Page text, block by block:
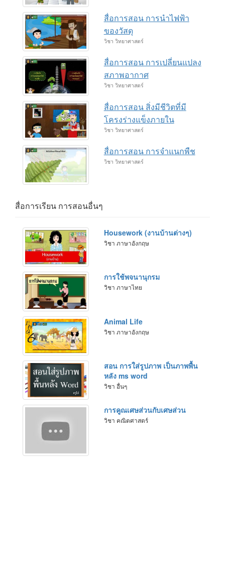
สื่อการสอน การนำไฟฟ้า
ของวัสดุ
วิชา วิทยาศาสตร์
สื่อการสอน การเปลี่ยนแปลง
สภาพอากาศ
วิชา วิทยาศาสตร์
สื่อการสอน สิ่งมีชีวิตที่มี
โครงร่างแข็งภายใน
วิชา วิทยาศาสตร์
สื่อการสอน การจำแนกพืช
วิชา วิทยาศาสตร์
สื่อการเรียน การสอนอื่นๆ
Housework (งานบ้านต่างๆ)
วิชา ภาษาอังกฤษ
การใช้พจนานุกรม
วิชา ภาษาไทย
Animal Life
วิชา ภาษาอังกฤษ
สอน การใส่รูปภาพ เป็นภาพพื้น
หลัง ms word
วิชา อื่นๆ
การคูณเศษส่วนกับเศษส่วน
วิชา คณิตศาสตร์